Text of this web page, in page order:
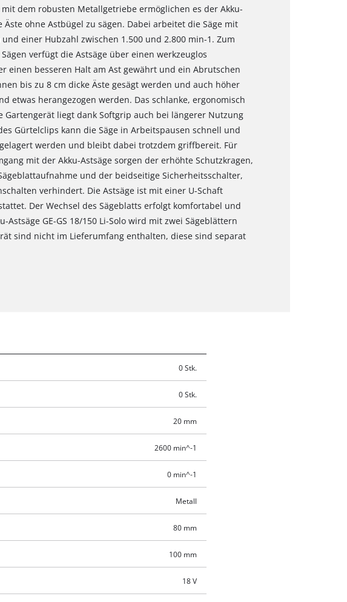
dem robusten Metallgetriebe ermöglichen es der Akku-
Äste ohne Astbügel zu sägen. Dabei arbeitet die Säge mit
einer Hubzahl zwischen 1.500 und 2.800 min-1. Zum
verfügt die Astsäge über einen werkzeuglos
einen besseren Halt am Ast gewährt und ein Abrutschen
bis zu 8 cm dicke Äste gesägt werden und auch höher
etwas herangezogen werden. Das schlanke, ergonomisch
Gartengerät liegt dank Softgrip auch bei längerer Nutzung
Gürtelclips kann die Säge in Arbeitspausen schnell und
werden und bleibt dabei trotzdem griffbereit. Für
mit der Akku-Astsäge sorgen der erhöhte Schutzkragen,
und der beidseitige Sicherheitsschalter,
verhindert. Die Astsäge ist mit einer U-Schaft
Der Wechsel des Sägeblatts erfolgt komfortabel und
Astsäge GE-GS 18/150 Li-Solo wird mit zwei Sägeblättern
sind nicht im Lieferumfang enthalten, diese sind separat
0 Stk.
0 Stk.
20 mm
2600 min^-1
0 min^-1
Metall
80 mm
100 mm
18 V